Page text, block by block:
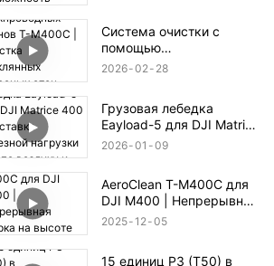
возможность спасения
людей при пожаре на
высоте 100 м
Система очистки с
помощью
двухпроводных дронов
стен коммерческих
площадей
2026 02 28
Грузовая лебедка
Eayload-5 для DJI Matrice
400 | Доставка полезной
2026 01 09
AeroClean T-M400C для
DJI M400 | Непрерывная
уборка на высоте 60 м
2025 12 05
15 единиц P3 (T50) в